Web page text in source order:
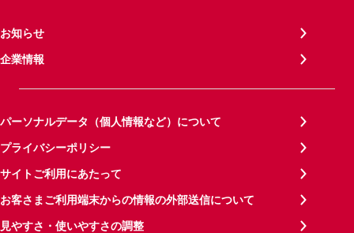
お知らせ
企業情報
パーソナルデータ（個人情報など）について
プライバシーポリシー
サイトご利用にあたって
お客さまご利用端末からの情報の外部送信について
見やすさ・使いやすさの調整